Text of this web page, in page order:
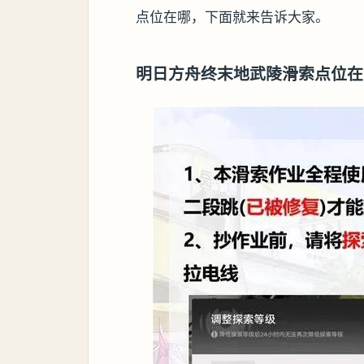
点位在哪，下面就来告诉大家。
明日方舟终末地武陵滑索点位